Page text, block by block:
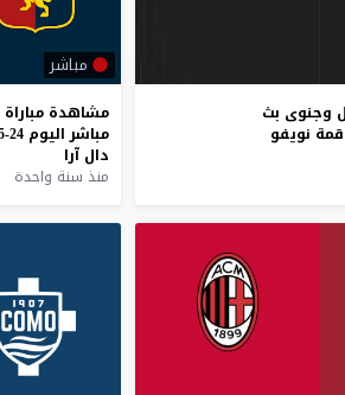
وجنوى بث
قمة نويفو
مباشر
مشاهدة مباراة
مباشر اليوم 24-5-2025
دال آرا
منذ سنة واحدة